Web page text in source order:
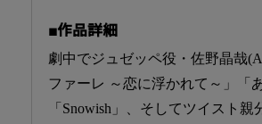
■作品詳細
劇中でジュゼッペ役・佐野晶哉
ファーレ ～恋に浮かれて～」「
「Snowish」、そしてツイスト親